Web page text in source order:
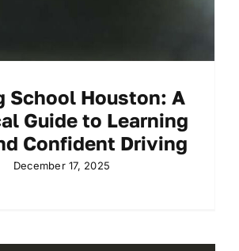
School Houston: A
Guide to Learning
Confident Driving
December 17, 2025